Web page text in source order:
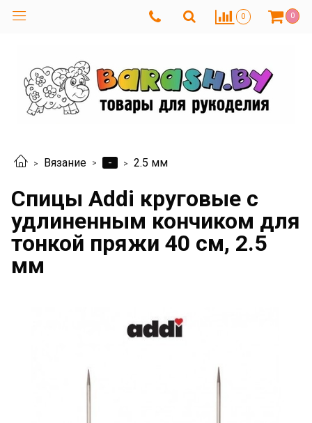
0 0
Вязание - 2.5 мм
Спицы Addi круговые с
удлиненным кончиком для
тонкой пряжи 40 см, 2.5
мм